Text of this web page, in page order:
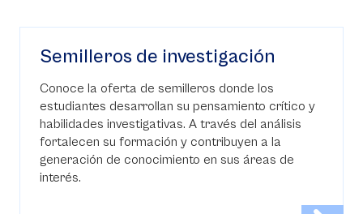
Semilleros de investigación
Conoce la oferta de semilleros donde los
estudiantes desarrollan su pensamiento crítico y
habilidades investigativas. A través del análisis
fortalecen su formación y contribuyen a la
generación de conocimiento en sus áreas de
interés.